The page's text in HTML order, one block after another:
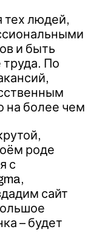
тех людей,
и быть
По
на более чем
роде
с
сайт
– будет